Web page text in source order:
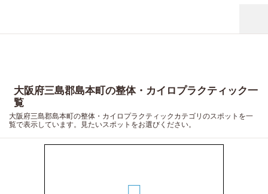
大阪府三島郡島本町の整体・カイロプラクティック一
覧
大阪府三島郡島本町の整体・カイロプラクティックカテゴリのスポットを一
覧で表示しています。見たいスポットをお選びください。